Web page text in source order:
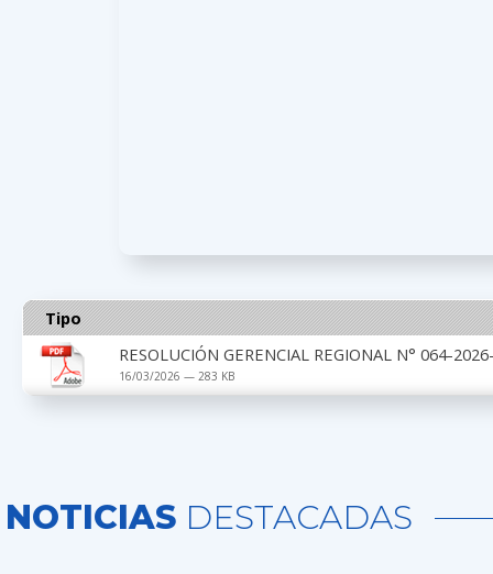
Tipo
RESOLUCIÓN GERENCIAL REGIONAL N° 064-
16/03/2026 — 283 KB
NOTICIAS DESTACADAS